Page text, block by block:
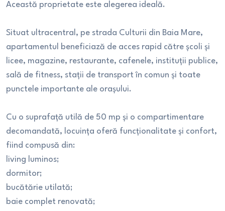
Această proprietate este alegerea ideală.
Situat ultracentral, pe strada Culturii din Baia Mare,
apartamentul beneficiază de acces rapid către școli și
licee, magazine, restaurante, cafenele, instituții publice,
sală de fitness, stații de transport în comun și toate
punctele importante ale orașului.
Cu o suprafață utilă de 50 mp și o compartimentare
decomandată, locuința oferă funcționalitate și confort,
fiind compusă din:
living luminos;
dormitor;
bucătărie utilată;
baie complet renovată;